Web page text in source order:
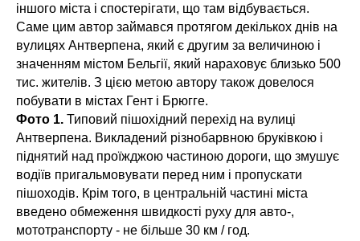
іншого міста і спостерігати, що там відбувається.
Саме цим автор займався протягом декількох днів на
вулицях Антверпена, який є другим за величиною і
значенням містом Бельгії, який нараховує близько 500
тис. жителів. З цією метою автору також довелося
побувати в містах Гент і Брюгге.
Фото 1. Типовий пішохідний перехід на вулиці
Антверпена. Викладений різнобарвною бруківкою і
піднятий над проїжджою частиною дороги, що змушує
водіїв пригальмовувати перед ним і пропускати
пішоходів. Крім того, в центральній частині міста
введено обмеження швидкості руху для авто-,
мототранспорту - не більше 30 км / год.